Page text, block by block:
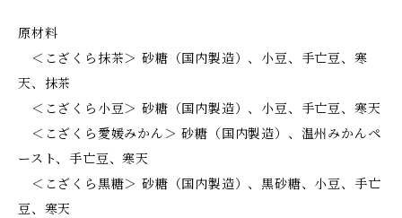
原材料
＜こざくら抹茶＞ 砂糖（国内製造）、小豆、手亡豆、寒
天、抹茶
＜こざくら小豆＞ 砂糖（国内製造）、小豆、手亡豆、寒天
＜こざくら愛媛みかん＞ 砂糖（国内製造）、温州みかんペ
ースト、手亡豆、寒天
＜こざくら黒糖＞ 砂糖（国内製造）、黒砂糖、小豆、手亡
豆、寒天